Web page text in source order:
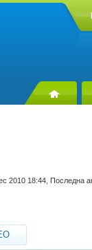
2010 18:44, Последна